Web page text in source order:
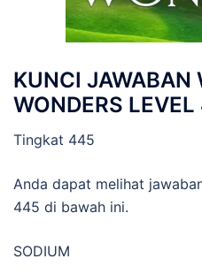
KUNCI JAWABAN
WONDERS
Tingkat 445
Anda dapat melihat
445 di bawah ini.
SODIUM